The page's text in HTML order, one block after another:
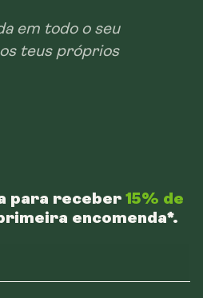
em todo o seu
teus próprios
para receber 15% de
encomenda*.